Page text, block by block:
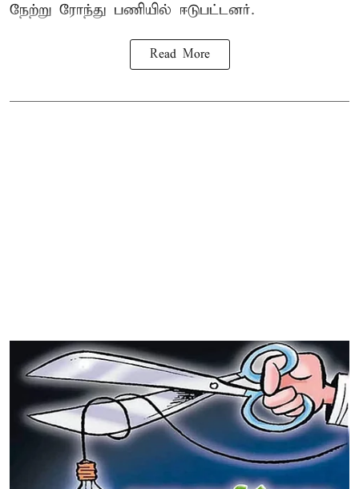
நேற்று ரோந்து பணியில் ஈடுபட்டனர்.
Read More